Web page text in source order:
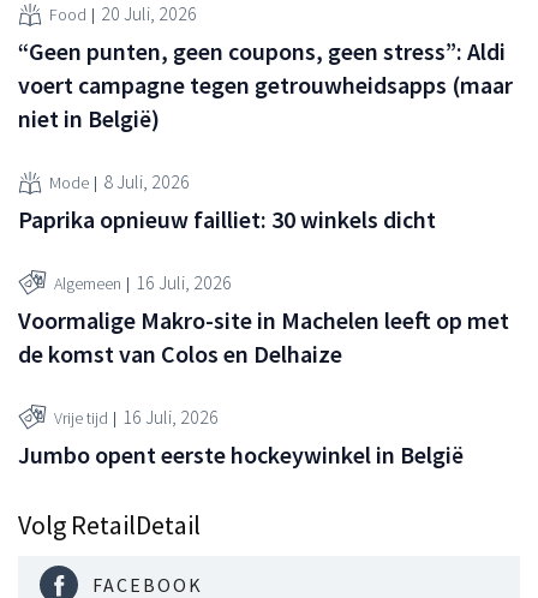
Food 20 Juli, 2026
“Geen punten, geen coupons, geen stress”: Aldi
voert campagne tegen getrouwheidsapps (maar
niet in België)
Mode 8 Juli, 2026
Paprika opnieuw failliet: 30 winkels dicht
Algemeen 16 Juli, 2026
Voormalige Makro-site in Machelen leeft op met
de komst van Colos en Delhaize
Vrije tijd 16 Juli, 2026
Jumbo opent eerste hockeywinkel in België
Volg RetailDetail
FACEBOOK